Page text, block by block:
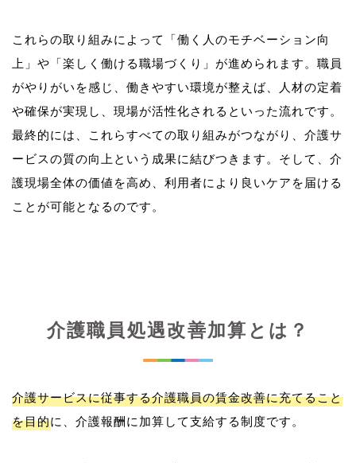
これらの取り組みによって「働く人のモチベーション向
上」や「楽しく働ける職場づくり」が進められます。職員
がやりがいを感じ、働きやすい環境が整えば、人材の定着
や確保が実現し、現場が活性化されるといった流れです。
最終的には、これらすべての取り組みがつながり、介護サ
ービスの質の向上という成果に結びつきます。そして、介
護現場全体の価値を高め、利用者により良いケアを届ける
介護職員処遇改善加算とは？
介護サービスに従事する介護職員の賃金改善に充てること
を目的に、介護報酬に加算して支給する制度です。